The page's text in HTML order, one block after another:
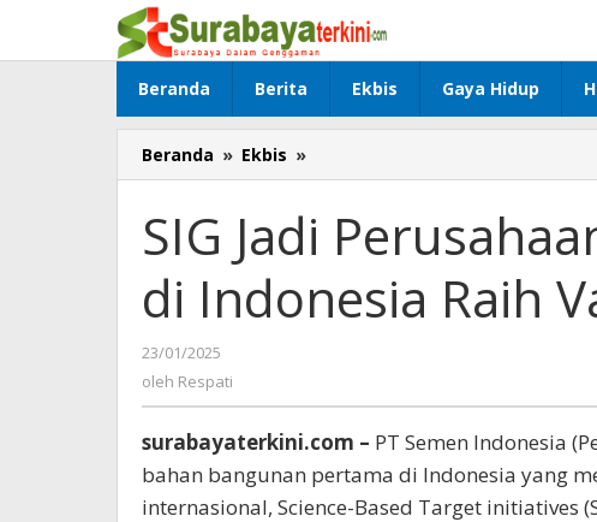
konten
Beranda Berita Ekbis Gaya Hidup
Beranda » Ekbis »
Jadi
Bangunan
Pertama
Indonesia
SIG Jadi
di Indonesia Raih
23/01/2025
oleh Respati
surabayaterkini.com – PT Semen Indonesia
bahan bangunan pertama di Indonesia yang
internasional, Science-Based Target initiatives